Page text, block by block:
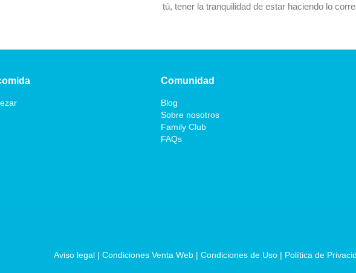
tú, tener la tranquilidad de estar haciendo lo
Comunidad
Blog
Sobre nosotros
Family Club
FAQs
Aviso legal | Condiciones Venta Web | Condiciones de Uso | Política de